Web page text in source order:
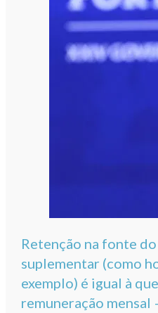
Retenção na fonte
suplementar (como
exemplo) é igual à
remuneração mensal